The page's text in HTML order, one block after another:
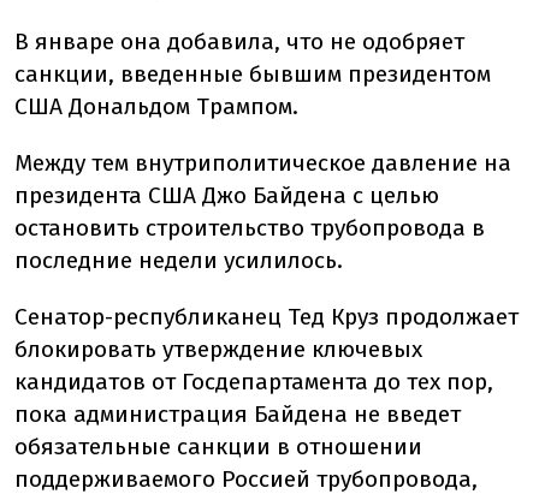
В январе она добавила, что не одобряет
санкции, введенные бывшим президентом
США Дональдом Трампом.
Между тем внутриполитическое давление на
президента США Джо Байдена с целью
остановить строительство трубопровода в
последние недели усилилось.
Сенатор-республиканец Тед Круз продолжает
блокировать утверждение ключевых
кандидатов от Госдепартамента до тех пор,
пока администрация Байдена не введет
обязательные санкции в отношении
поддерживаемого Россией трубопровода,